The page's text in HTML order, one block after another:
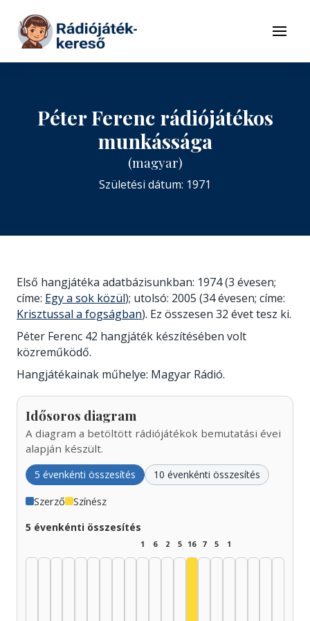
Tovább a tartalomhoz
Menü
Péter Ferenc rádiójátékos
munkássága
(magyar)
Születési dátum: 1971
Első hangjátéka adatbázisunkban: 1974 (3 évesen;
címe: Egy a sok közül); utolsó: 2005 (34 évesen; címe:
Krisztussal a fogságban). Ez összesen 32 évet tesz ki.
Péter Ferenc 42 hangjáték készítésében volt
közreműködő.
Hangjátékainak műhelye: Magyar Rádió.
Idősoros diagram
A diagram a betöltött rádiójátékok bemutatási évei
alapján készült.
5 évenkénti összesítés 10 évenkénti összesítés
Szerző Színész
5 évenkénti összesítés
1 6 2 5 16 7 5 1